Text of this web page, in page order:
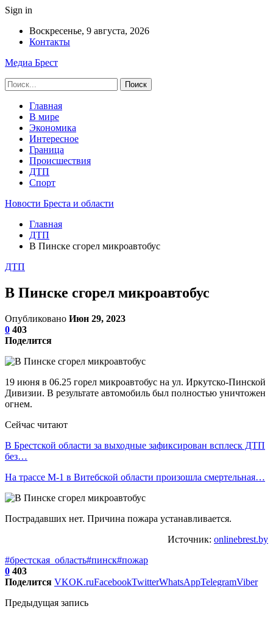
Sign in
Воскресенье, 9 августа, 2026
Контакты
Медиа Брест
Главная
В мире
Экономика
Интересное
Граница
Происшествия
ДТП
Спорт
Новости Бреста и области
Главная
ДТП
В Пинске сгорел микроавтобус
ДТП
В Пинске сгорел микроавтобус
Опубликовано Июн 29, 2023
0 403
Поделится
19 июня в 06.25 горел микроавтобус на ул. Иркутско-Пинской
Дивизии. В результате автомобиль был полностью уничтожен
огнем.
Сейчас читают
В Брестской области за выходные зафиксирован всплеск ДТП
без…
На трассе М-1 в Витебской области произошла смертельная…
Пострадавших нет. Причина пожара устанавливается.
Источник: onlinebrest.by
#брестская_область#пинск#пожар
0 403
Поделится VKOK.ruFacebookTwitterWhatsAppTelegramViber
Предыдущая запись